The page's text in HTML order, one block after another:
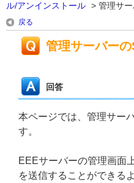
ル/アンインストール > 管理サ
戻る
管理サーバー
回答
本ページでは、管理サー
す。
EEEサーバーの管理画面
を送信することができる